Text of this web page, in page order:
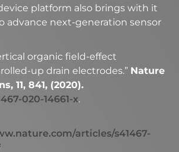
platform also brings with it
advance next-generation sensor
organic field-effect
up drain electrodes.” Nature
11, 841, (2020).
020-14661-x.
articles/s41467-